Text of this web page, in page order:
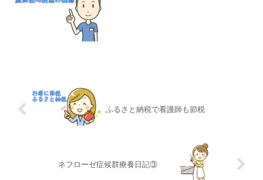
ふるさと納税で看護師も節税
ネフローゼ症候群療養日記③